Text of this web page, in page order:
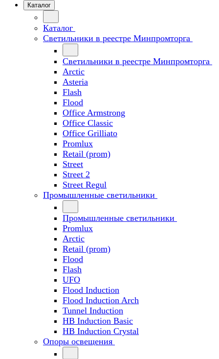
Каталог
Каталог
Светильники в реестре Минпромторга
Светильники в реестре Минпромторга
Arctic
Asteria
Flash
Flood
Office Armstrong
Office Classic
Office Grilliato
Promlux
Retail (prom)
Street
Street 2
Street Regul
Промышленные светильники
Промышленные светильники
Promlux
Arctic
Retail (prom)
Flood
Flash
UFO
Flood Induction
Flood Induction Arch
Tunnel Induction
HB Induction Basic
HB Induction Crystal
Опоры освещения